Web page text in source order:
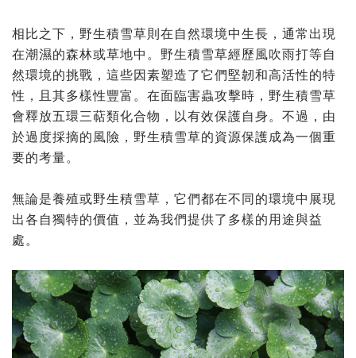
相比之下，野生積雪草則在自然環境中生長，通常出現
在潮濕的森林或草地中。野生積雪草經歷風吹雨打等自
然環境的挑戰，這些因素塑造了它們堅韌和高活性的特
性，且其多樣性豐富。在面臨害蟲攻擊時，野生積雪草
會釋放五環三萜類化合物，以有效保護自身。不過，由
於過度採摘的風險，野生積雪草的資源保護成為一個重
要的考量。
無論是養殖或野生積雪草，它們都在不同的環境中展現
出各自獨特的價值，並為我們提供了多樣的用途與益
處。